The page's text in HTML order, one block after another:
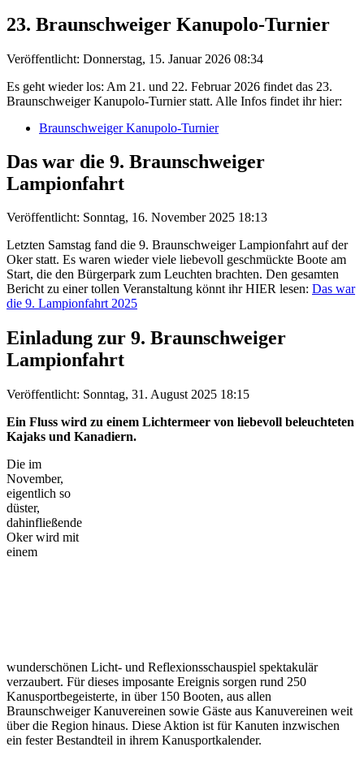
23. Braunschweiger Kanupolo-Turnier
Veröffentlicht: Donnerstag, 15. Januar 2026 08:34
Es geht wieder los: Am 21. und 22. Februar 2026 findet das 23.
Braunschweiger Kanupolo-Turnier statt. Alle Infos findet ihr hier:
Braunschweiger Kanupolo-Turnier
Das war die 9. Braunschweiger
Lampionfahrt
Veröffentlicht: Sonntag, 16. November 2025 18:13
Letzten Samstag fand die 9. Braunschweiger Lampionfahrt auf der
Oker statt. Es waren wieder viele liebevoll geschmückte Boote am
Start, die den Bürgerpark zum Leuchten brachten. Den gesamten
Bericht zu einer tollen Veranstaltung könnt ihr HIER lesen: Das war
die 9. Lampionfahrt 2025
Einladung zur 9. Braunschweiger
Lampionfahrt
Veröffentlicht: Sonntag, 31. August 2025 18:15
Ein Fluss wird zu einem Lichtermeer von liebevoll beleuchteten
Kajaks und Kanadiern.
Die im
November,
eigentlich so
düster,
dahinfließende
Oker wird mit
einem
wunderschönen Licht- und Reflexionsschauspiel spektakulär
verzaubert. Für dieses imposante Ereignis sorgen rund 250
Kanusportbegeisterte, in über 150 Booten, aus allen
Braunschweiger Kanuvereinen sowie Gäste aus Kanuvereinen weit
über die Region hinaus. Diese Aktion ist für Kanuten inzwischen
ein fester Bestandteil in ihrem Kanusportkalender.